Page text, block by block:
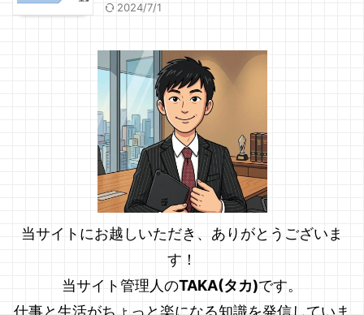
2024/7/1
当サイトにお越しいただき、ありがとうございま
す！
当サイト管理人のTAKA(タカ)です。
仕事と生活がちょっと楽になる知識を発信していま